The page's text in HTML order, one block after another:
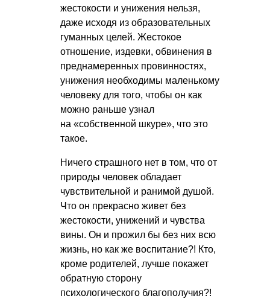
жестокости и унижения нельзя,
даже исходя из образовательных
гуманных целей. Жестокое
отношение, издевки, обвинения в
преднамеренных провинностях,
унижения необходимы маленькому
человеку для того, чтобы он как
можно раньше узнал
на «собственной шкуре», что это
такое.
Ничего страшного нет в том, что от
природы человек обладает
чувствительной и ранимой душой.
Что он прекрасно живет без
жестокости, унижений и чувства
вины. Он и прожил бы без них всю
жизнь, но как же воспитание?! Кто,
кроме родителей, лучше покажет
обратную сторону
психологического благополучия?!